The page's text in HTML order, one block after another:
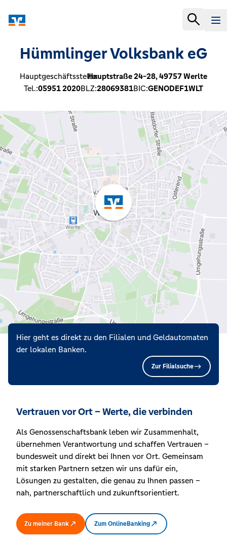
Hümmlinger Volksbank eG
Hauptgeschäftsstelle:Hauptstraße 24-28,49757Werlte
Tel.:05951 2020BLZ:28069381BIC:GENODEF1WLT
Hier geht es direkt zu den Filialen und Geldautomaten
der lokalen Banken.
Zur Filialsuche
Vertrauen vor Ort – Werte, die verbinden
Als Genossenschaftsbank leben wir Zusammenhalt,
übernehmen Verantwortung und schaffen Vertrauen –
bundesweit und direkt bei Ihnen vor Ort. Gemeinsam
mit starken Partnern setzen wir uns dafür ein,
Lösungen zu gestalten, die genau zu Ihnen passen –
nah, partnerschaftlich und zukunftsorientiert.
Zu meiner Bank Zum OnlineBanking